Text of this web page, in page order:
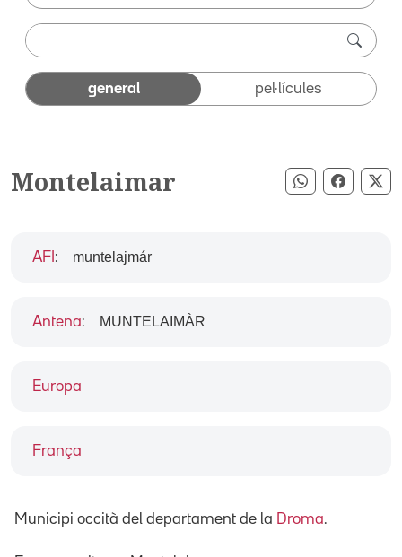
general pel·lícules
Montelaimar Compartir
Europa
França
AFI : muntelajmár
Antena: MUNTELAIMÀR
Municipi occità del departament de la Droma.